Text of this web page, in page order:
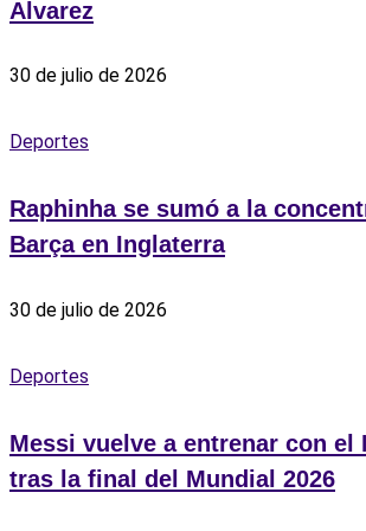
Alvarez
30 de julio de 2026
Deportes
Raphinha se sumó a la
Barça en Inglaterra
30 de julio de 2026
Deportes
Messi vuelve a entrenar con el
tras la final del Mundial 2026